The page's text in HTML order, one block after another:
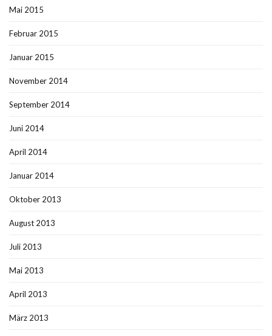
Mai 2015
Februar 2015
Januar 2015
November 2014
September 2014
Juni 2014
April 2014
Januar 2014
Oktober 2013
August 2013
Juli 2013
Mai 2013
April 2013
März 2013